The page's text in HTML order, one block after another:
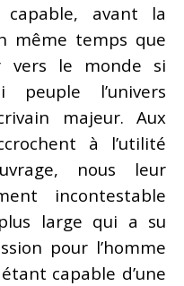
avant la
même temps que
vers le monde si
l’univers
majeur. Aux
à l’utilité
nous leur
incontestable
large qui a su
pour l’homme
capable d’une